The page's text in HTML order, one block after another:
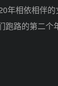
年相依相伴
跑路的第二个